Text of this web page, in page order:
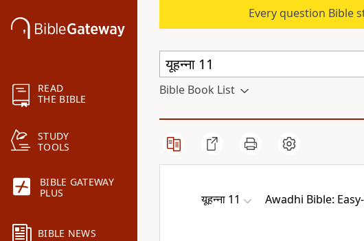
READ
THE BIBLE
STUDY
TOOLS
BIBLE GATEWAY
PLUS
BIBLE NEWS
Every question Bible
Bible Book List
यूहन्ना 11 Awadhi Bible: